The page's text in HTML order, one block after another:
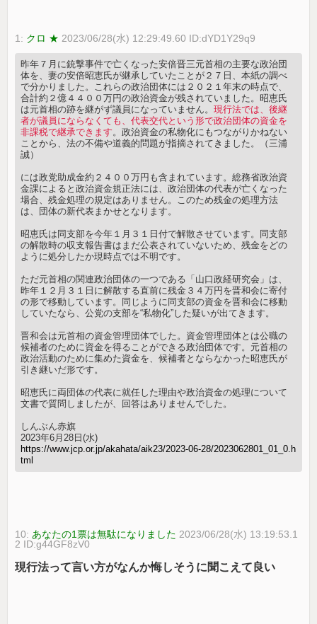
1: クロ ★ 2023/06/28(水) 12:29:49.60 ID:dYD1Y29q9
昨年７月に銃撃事件で亡くなった安倍晋三元首相の主要な政治団
体を、妻の安倍昭恵氏が継承していたことが２７日、本紙の調べ
で分かりました。これらの政治団体には２０２１年末の時点で、
合計約２億４４００万円の政治資金が残されていました。昭恵氏
は元首相の跡を継がず議員になっていません。現行法では、後継
者が議員にならなくても、代表交代という形で政治団体の資金を
非課税で継承できます 。政治資金の私物化にもつながりかねない
ことから、法の不備や道義的問題が指摘されてきました。（三浦
誠）
には政党助成金約２４００万円も含まれています。総務省政治資
金課によると政治資金規正法には、政治団体の代表が亡くなった
場合、残金処理の規定はありません。このため残金の処理方法
は、団体の新代表まかせとなります。
昭恵氏は同支部を今年１月３１日付で解散させています。同支部
の解散時の収支報告書はまだ公表されていないため、残金をどの
ように処分したか現時点では不明です。
ただ元首相の関連政治団体の一つである「山口政経研究会」は、
昨年１２月３１日に解散する直前に残金３４万円を晋和会に寄付
の形で移動しています。同じように同支部の資金を晋和会に移動
していたなら、公党の支部を“私物化”した疑いが出てきます。
晋和会は元首相の資金管理団体でした。資金管理団体とは公職の
候補者のために資金を得ることができる政治団体です。元首相の
政治活動のために集めた資金を、候補者とならなかった昭恵氏が
引き継いだ形です。
昭恵氏に両団体の代表に就任した理由や政治資金の処理について
文書で質問しましたが、回答はありませんでした。
しんぶん赤旗
2023年6月28日(水)
https://www.jcp.or.jp/akahata/aik23/2023-06-28/2023062801_01_0.h
tml
10: あなたの1票は無駄になりました 2023/06/28(水) 13:19:53.1
2 ID:g44GF8zV0
現行法って言い方がなんか悔しそうに聞こえて良い